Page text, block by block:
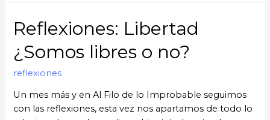
Reflexiones: Libertad
¿Somos libres o no?
reflexiones
Un mes más y en Al Filo de lo Improbable seguimos
con las reflexiones, esta vez nos apartamos de todo lo